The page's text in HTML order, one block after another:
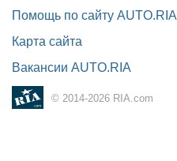
Помощь по сайту AUTO.RIA
Карта сайта
Вакансии AUTO.RIA
© 2014-2026 RIA.com